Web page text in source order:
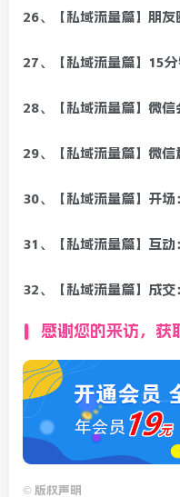
26、【私域流量篇】朋友
27、【私域流量篇】15
28、【私域流量篇】微信
29、【私域流量篇】微信
30、【私域流量篇】开
31、【私域流量篇】互
32、【私域流量篇】成交
感谢您的来访，获
© 版权声明